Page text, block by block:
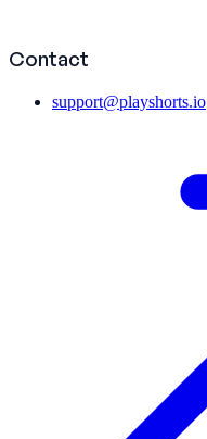
Contact
support@playshorts.io